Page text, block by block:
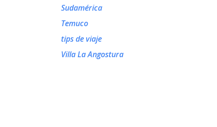
Sudamérica
Temuco
tips de viaje
Villa La Angostura